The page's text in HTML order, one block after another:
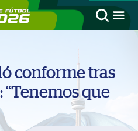
conforme tras
que